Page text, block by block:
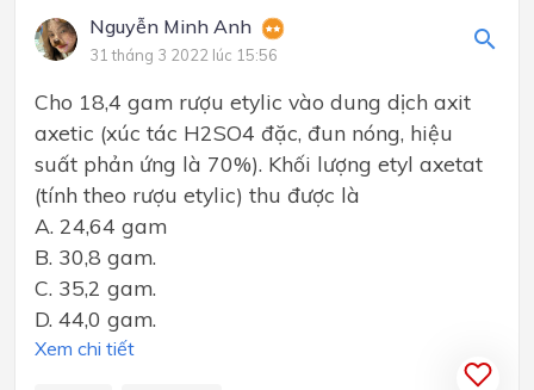
Nguyễn Minh Anh
31 tháng 3 2022 lúc 15:56
Cho 18,4 gam rượu etylic vào dung dịch axit
axetic (xúc tác H2SO4 đặc, đun nóng, hiệu
suất phản ứng là 70%). Khối lượng etyl axetat
(tính theo rượu etylic) thu được là
A. 24,64 gam
B. 30,8 gam.
C. 35,2 gam.
D. 44,0 gam.
Xem chi tiết